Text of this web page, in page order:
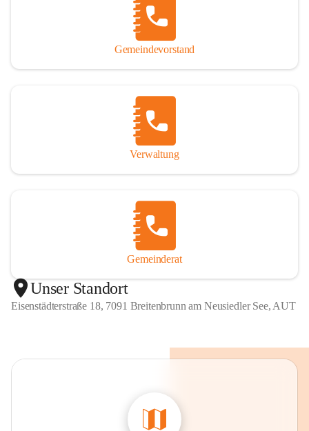
Gemeindevorstand
Verwaltung
Gemeinderat
Unser Standort
Eisenstädterstraße 18, 7091 Breitenbrunn am Neusiedler See, AUT